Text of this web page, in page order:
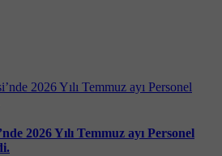
2026 Yılı Temmuz ayı Personel